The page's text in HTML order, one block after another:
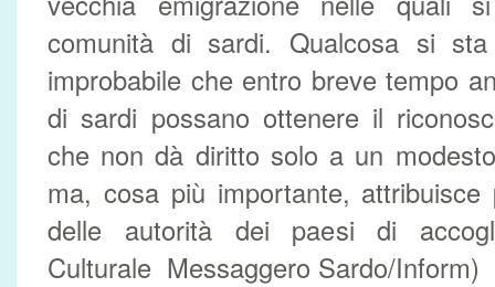
comunità di sardi. Qualcosa si
improbabile che entro breve tempo
di sardi possano ottenere il
che non dà diritto solo a un
ma, cosa più importante, attribuisce
delle autorità dei paesi di
Culturale Messaggero Sardo/Inform)